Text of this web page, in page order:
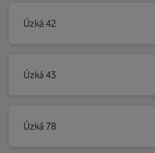
Úzká 42
Úzká 43
Úzká 78